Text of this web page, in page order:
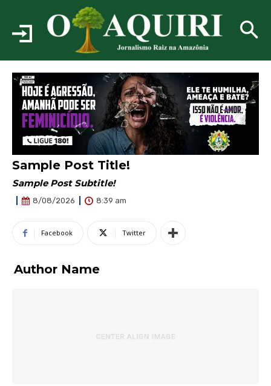
Sample Post Title!
Sample Post Subtitle!
8/08/2026 8:39 am
Facebook Twitter
Author Name